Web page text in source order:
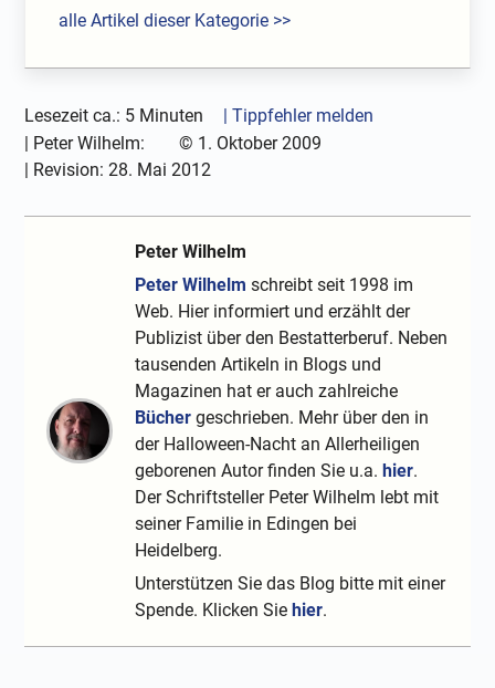
alle Artikel dieser Kategorie >>
Lesezeit ca.: 5 Minuten
| Tippfehler melden
| Peter Wilhelm: © 1. Oktober 2009
| Revision:28. Mai 2012
Peter Wilhelm
Peter Wilhelm schreibt seit 1998 im
Web. Hier informiert und erzählt der
Publizist über den Bestatterberuf. Neben
tausenden Artikeln in Blogs und
Magazinen hat er auch zahlreiche
Bücher geschrieben. Mehr über den in
der Halloween-Nacht an Allerheiligen
geborenen Autor finden Sie u.a.hier.
Der Schriftsteller Peter Wilhelm lebt mit
seiner Familie in Edingen bei
Heidelberg.
Unterstützen Sie das Blog bitte mit einer
Spende. Klicken Siehier.